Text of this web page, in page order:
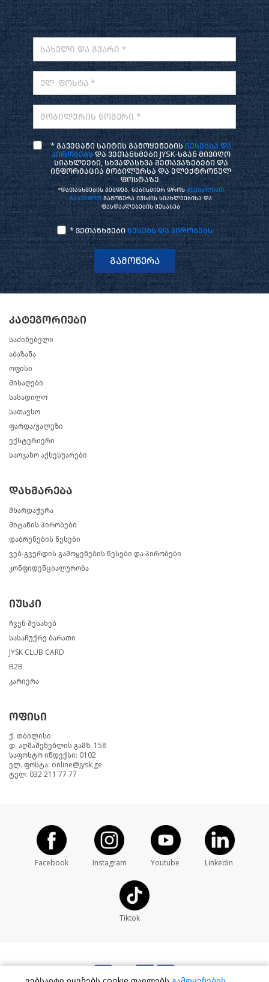
სახელი და გვარი *
ელ. ფოსტა *
მობილურის ნომერი *
* გავეცანი საიტის გამოყენებისწესებსა და
პირობებსდა ვეთანხმები JYSK-სგან მივიღო
სიახლეები, სხვადასხვა შეთავაზებები და
ინფორმაცია მობილურსა და ელექტრონულ
ფოსტაზე.
*დათანხმების შემდეგ, ნებისმიერ დროს შეგიძლიათ
გააუქმოთგამოწერა იუსკის სიახლეებისა და
ფასდაკლებების შესახებ
* ვეთანხმები წესებს და პირობებს
გამოწერა
კატეგორიები
საძინებელი
აბაზანა
ოფისი
მისაღები
სასადილო
სათავსო
ფარდა/ჟალუზი
ექსტერიერი
საოჯახო აქსესუარები
დახმარება
მხარდაჭერა
მიტანის პირობები
დაბრუნების წესები
ვებ-გვერდის გამოყენების წესები და პირობები
კონფიდენციალურობა
იუსკი
ჩვენ შესახებ
სასაჩუქრე ბარათი
JYSK CLUB CARD
B2B
კარიერა
ოფისი
ქ. თბილისი
დ. აღმაშენებლის გამზ. 158
საფოსტო ინდექსი: 0102
ელ. ფოსტა: online@jysk.ge
ტელ: 032 211 77 77
Facebook Instagram Youtube LinkedIn
Tiktok